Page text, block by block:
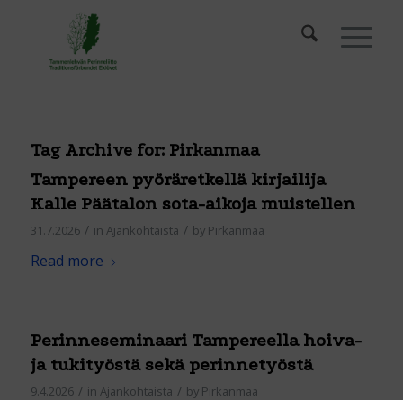
Tag Archive for: Pirkanmaa
Tampereen pyöräretkellä kirjailija
Kalle Päätalon sota-aikoja muistellen
31.7.2026 / in Ajankohtaista / by Pirkanmaa
Read more
Perinneseminaari Tampereella hoiva-
ja tukityöstä sekä perinnetyöstä
9.4.2026 / in Ajankohtaista / by Pirkanmaa